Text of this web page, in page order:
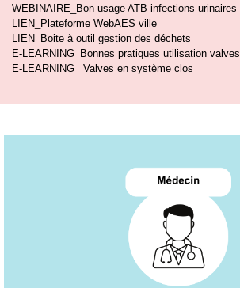
WEBINAIRE_Bon usage ATB infections urinaires
LIEN_Plateforme WebAES ville
LIEN_Boite à outil gestion des déchets
E-LEARNING_Bonnes pratiques utilisation valves
E-LEARNING_ Valves en système clos